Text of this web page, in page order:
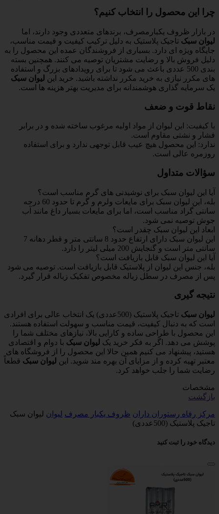
چرا این محصول را انتخاب کنیم؟
در بازار ظروف یکبارمصرف، برندهای متعددی وجود دارند، اما
لیوان سبک تاجیک پلاستیک به دلیل ترکیب کیفیت و قیمت مناسب،
جایگاه ویژه ای دارد. بسیاری از فروشندگان عمده این محصول را به
دلیل فروش بالا و رضایت مشتریان توصیه می کنند. همچنین بسته
بندی 500 عددی باعث می شود تا برای رویدادهای بزرگ و استفاده
های مکرر نیازی به خرید مکرر نداشته باشید. خرید این لیوان سبک
یک سرمایه گذاری هوشمندانه برای مدیریت بهتر هزینه ها است.
نقاط قوت و ضعف
با کیفیت: این لیوان از مواد اولیه مرغوب ساخته شده و در برابر
فشار و نشتی مقاوم است.
ندارد: این محصول هیچ عیب قابل توجهی ندارد و برای استفاده
روزمره عالی است.
سؤالات متداول
آیا این لیوان سبک برای نوشیدنی های گرم مناسب است؟
بله، این لیوان سبک برای مایعات ولرم و گرم تا حدود 60 درجه
سانتی گراد مناسب است، اما برای مایعات بسیار داغ مانند آب
جوش توصیه نمی شود.
ابعاد این لیوان سبک چقدر است؟
این لیوان سبک دارای ارتفاع حدود 8 سانتی متر و قطر دهانه 7
سانتی متر است و گنجایش 200 میلی لیتر را دارد.
آیا این لیوان سبک قابل بازیافت است؟
بله، جنس این لیوان از پلاستیک قابل بازیافت است. توصیه می شود
پس از مصرف در سطل زباله مخصوص تفکیک زباله قرار گیرد.
نتیجه گیری
لیوان سبک
تاجیک پلاستیک (500عددی) یک انتخاب عالی برای افرادی
است که به دنبال کیفیت، قیمت مناسب و سهولت استفاده هستند.
این محصول با طراحی ساده و کارایی بالا، نیازهای مختلف شما را
پوشش می دهد. اگر به فکر خرید یک لیوان سبک با دوام و اقتصادی
هستید، پیشنهاد می کنیم همین حالا این محصول را از فروشگاه های
معتبر تهیه کرده و از مزایای آن بهره مند شوید. این لیوان سبک قطعاً
رضایت شما را جلب خواهد کرد.
مشخصات
بازگشت
مرکز رفاه رستوران داران ظروف یکبار مصرف لیوان لیوان سبک
تاجیک پلاستیک (500عددی)
دیدگاه خود را ثبت کنید